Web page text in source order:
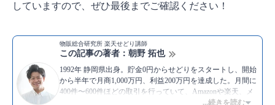
していますので、ぜひ最後までご確認ください！
物販総合研究所 楽天せどり講師
この記事の著者：朝野 拓也
1992年 静岡県出身。貯金0円からせどりをスタートし、開始
から半年で月商1,000万円、利益200万円を達成した。月間に
400件〜600件ほどの取引を行っていて、Amazonや楽天、メ
ルカリなど主要プラットフォームを用いた販売は一通り経験
...続きを読む